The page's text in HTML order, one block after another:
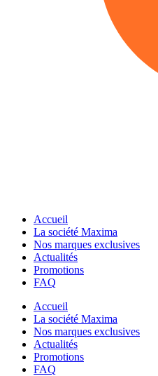
Accueil
La société Maxima
Nos marques exclusives
Actualités
Promotions
FAQ
Accueil
La société Maxima
Nos marques exclusives
Actualités
Promotions
FAQ